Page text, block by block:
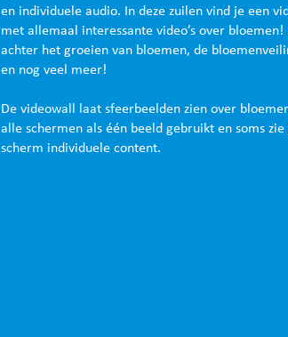
en individuele audio. In deze zuilen vind je een
met allemaal interessante video’s over bloemen!
achter het groeien van bloemen, de
en nog veel meer!
De videowall laat sfeerbeelden zien over
alle schermen als één beeld gebruikt en soms
scherm individuele content.